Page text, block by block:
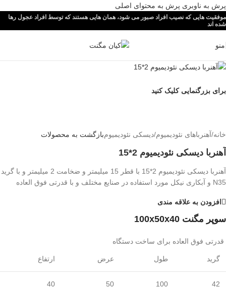
پرش به ناوبری پرش به محتوای اصلی
موفقیت هایی که نصیب افراد صبور می شود، همان هایی هستند که توسط افراد عجول رها
شده اند
منو
برای بزرگنمایی کلیک کنید
خانه/آهنرباهای نئودیمیوم/دیسکی نئودیمیومبازگشت به محصولات
آهنربا دیسکی نئودیمیوم 2*15
آهنربا دیسکی نئودیمیوم 2*15 با قطر 15 میلیمتر و ضخامت 2 میلیمتر و با گرید
N35 و آبکاری نیکل مورد استفاده در صنایع مختلف و با قدرتی فوق العاده
افزودن به علاقه مندی
سوپر مگنت 100x50x40
قدرتی فوق العاده برای ساخت دستگاه
گرید طول عرض ارتفاع
42
100
50
40